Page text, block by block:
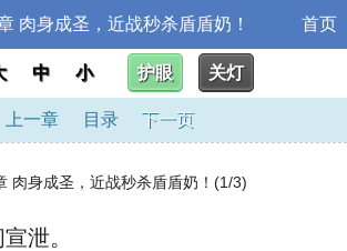
肉身成圣，近战秒杀盾盾奶！ 首页
中 小 护眼 关灯
上一章 目录 下一页
肉身成圣，近战秒杀盾盾奶！(1/3)
泄。